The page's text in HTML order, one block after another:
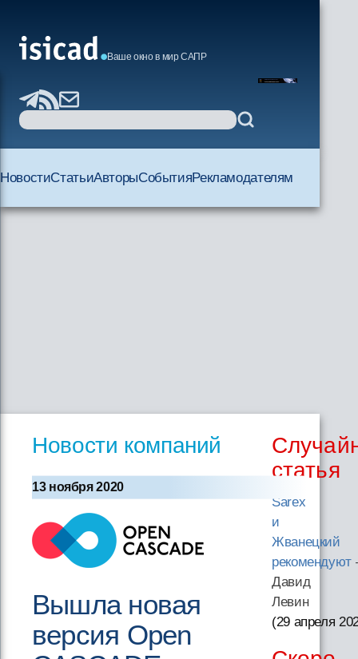
Ваше окно в мир САПР
НовостиСтатьиАвторыСобытияРекламодателям
Новости компаний
13 ноября 2020
Вышла новая
версия Open
статья
Sarex
и
Жванецкий
рекомендуют
Давид
Левин
(29 апреля